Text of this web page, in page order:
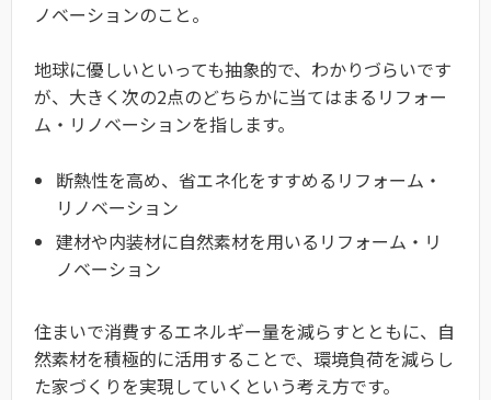
ノベーションのこと。
地球に優しいといっても抽象的で、わかりづらいです
が、大きく次の2点のどちらかに当てはまるリフォー
ム・リノベーションを指します。
断熱性を高め、省エネ化をすすめるリフォーム・
リノベーション
建材や内装材に自然素材を用いるリフォーム・リ
ノベーション
住まいで消費するエネルギー量を減らすとともに、自
然素材を積極的に活用することで、環境負荷を減らし
た家づくりを実現していくという考え方です。